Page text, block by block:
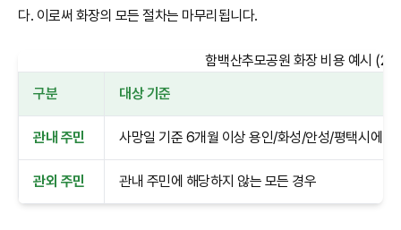
다. 이로써 화장의 모든 절차는 마무리됩니다.
함백산추모공원 화장 비용 예시
구분
대상 기준
관내 주민 사망일 기준 6개월 이상 용인/화성/안성/평택시에
관외 주민 관내 주민에 해당하지 않는 모든 경우